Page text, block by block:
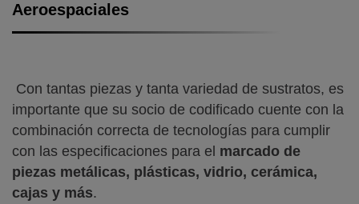
Aeroespaciales
Con tantas piezas y tanta variedad de sustratos, es
importante que su socio de codificado cuente con la
combinación correcta de tecnologías para cumplir
con las especificaciones para el marcado de
piezas metálicas, plásticas, vidrio, cerámica,
cajas y más.